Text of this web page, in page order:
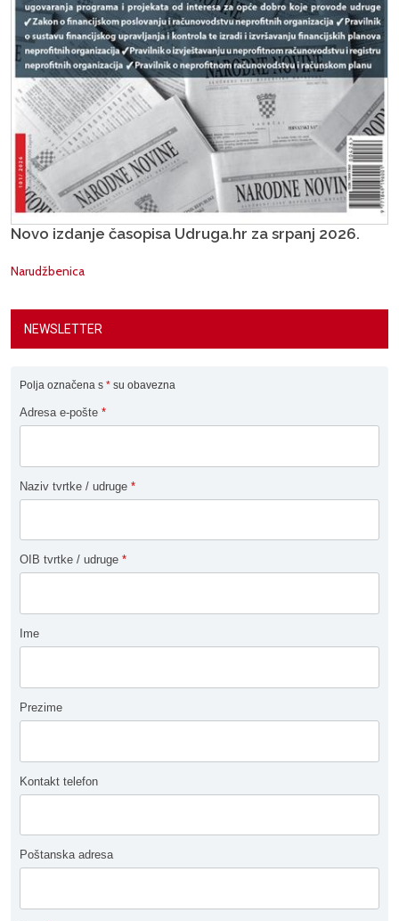
Novo izdanje časopisa Udruga.hr za srpanj 2026.
Narudžbenica
NEWSLETTER
Polja označena s * su obavezna
Adresa e-pošte *
Naziv tvrtke / udruge *
OIB tvrtke / udruge *
Ime
Prezime
Kontakt telefon
Poštanska adresa